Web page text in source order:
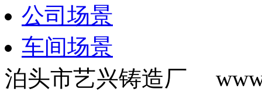
公司场景
车间场景
泊头市艺兴铸造厂